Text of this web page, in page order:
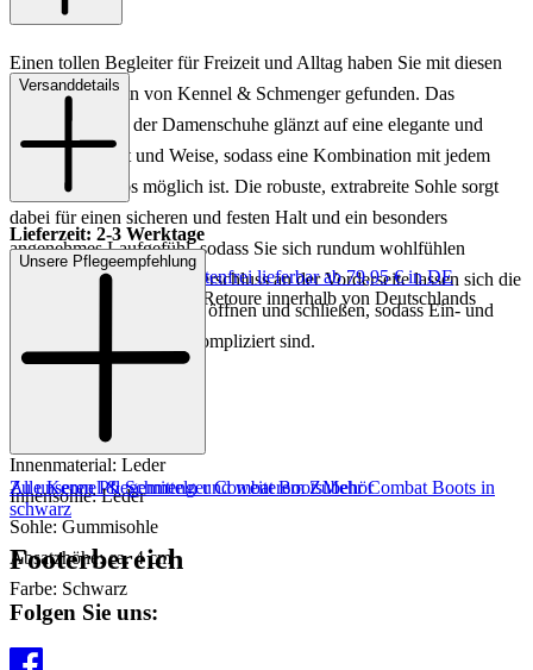
Einen tollen Begleiter für Freizeit und Alltag haben Sie mit diesen
Boots für Damen von Kennel & Schmenger gefunden. Das
schwarze Leder der Damenschuhe glänzt auf eine elegante und
hochwertige Art und Weise, sodass eine Kombination mit jedem
Look problemlos möglich ist. Die robuste, extrabreite Sohle sorgt
dabei für einen sicheren und festen Halt und ein besonders
angenehmes Laufgefühl, sodass Sie sich rundum wohlfühlen
können. Mit einem Reißverschluss an der Vorderseite lassen sich die
Combat Boots wunderbar öffnen und schließen, sodass Ein- und
Ausstieg hier absolut unkompliziert sind.
Material: Leder
Innenmaterial: Leder
Innensohle: Leder
Sohle: Gummisohle
Absatzhöhe: ca. 4 cm
Farbe: Schwarz
Versanddetails
Lieferzeit: 2-3 Werktage
Keine Versandkosten:
kostenfrei lieferbar ab 79,95 € in DE
Einfache und Kostenlose Retoure innerhalb von Deutschlands
Unsere Pflegeempfehlung
Zu unseren Pflegemitteln und weiterem Zubehör
Alle Kennel & Schmenger Combat BootsMehr Combat Boots in
schwarz
Footerbereich
Folgen Sie uns: